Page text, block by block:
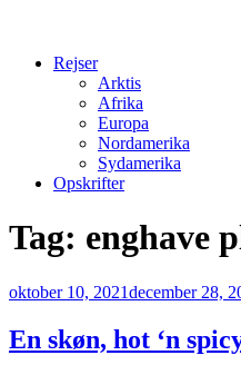
Rejser
Arktis
Afrika
Europa
Nordamerika
Sydamerika
Opskrifter
Tag: enghave
Udgivet
oktober 10, 2021december 28,
En skøn, hot ‘n